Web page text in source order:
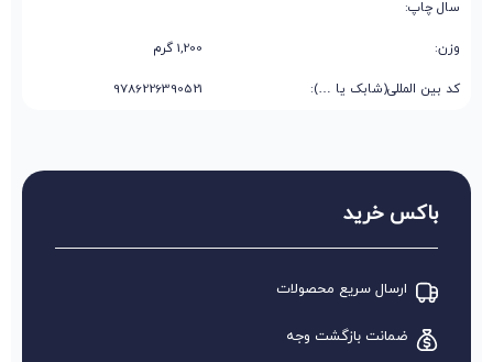
سال چاپ:
وزن: 1,200 گرم
کد بین المللی(شابک یا …): 9786226390521
باکس خرید
ارسال سریع محصولات
ضمانت بازگشت وجه